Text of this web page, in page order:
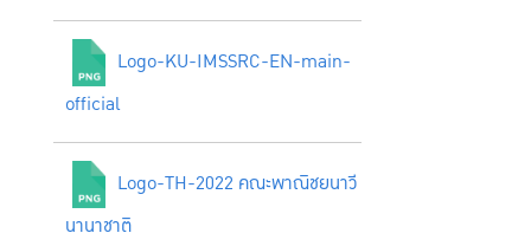
Logo-KU-IMSSRC-EN-main-
official
Logo-TH-2022 คณะพาณิชยนาวี
นานาชาติ